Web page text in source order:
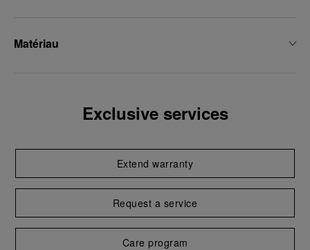
Matériau
Exclusive services
Extend warranty
Request a service
Care program